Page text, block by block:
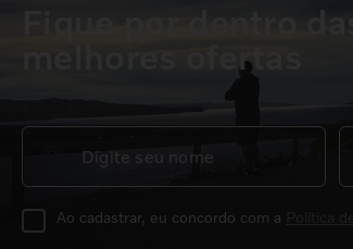
Fique por dentro
melhores ofertas
Ao cadastrar, eu concordo com a